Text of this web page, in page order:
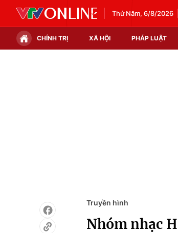
Thứ Năm, 6/8/2026
CHÍNH TRỊ XÃ HỘI PHÁP LUẬT
Truyền hình
Nhóm nhạc